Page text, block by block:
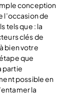
conception
de
tels que : la
clés de
bien votre
que
partie
possible en
la